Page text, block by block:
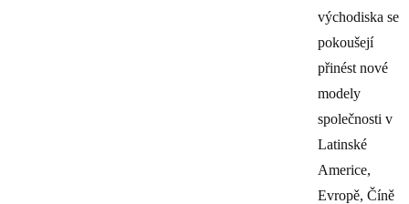
východiska se
pokoušejí
přinést nové
modely
společnosti v
Latinské
Americe,
Evropě, Číně